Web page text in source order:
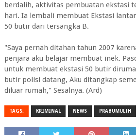
berdalih, aktivitas pembuatan ekstasi
hari. Ia lembali membuat Ekstasi
50 butir dari tersangka B.
"Saya pernah ditahan tahun 2007
penjara aku belajar membuat inek.
untuk membuat ekstasi 50 butir
butir polisi datang, Aku ditangkap
diluar rumah," Sesalnya. (Ard)
TAGS: KRIMINAL NEWS PRABUMULIH